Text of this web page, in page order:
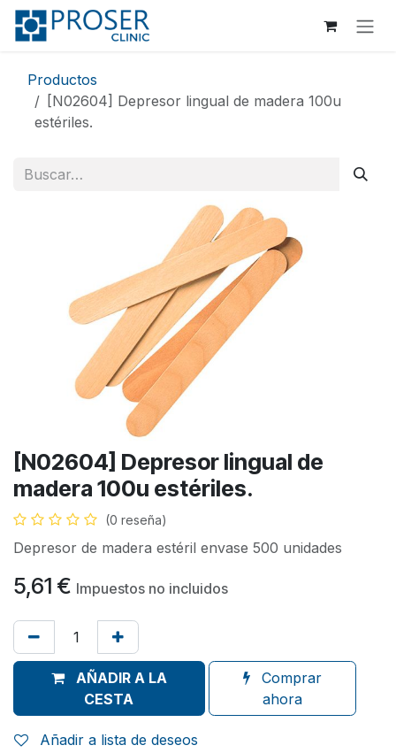
Ir al contenido
Productos
[N02604] Depresor lingual de madera 100u
estériles.
[N02604] Depresor lingual de
madera 100u estériles.
(0 reseña)
Depresor de madera estéril envase 500 unidades
5,61 € Impuestos no incluidos
AÑADIR A LA
CESTA
Comprar
ahora
Añadir a lista de deseos